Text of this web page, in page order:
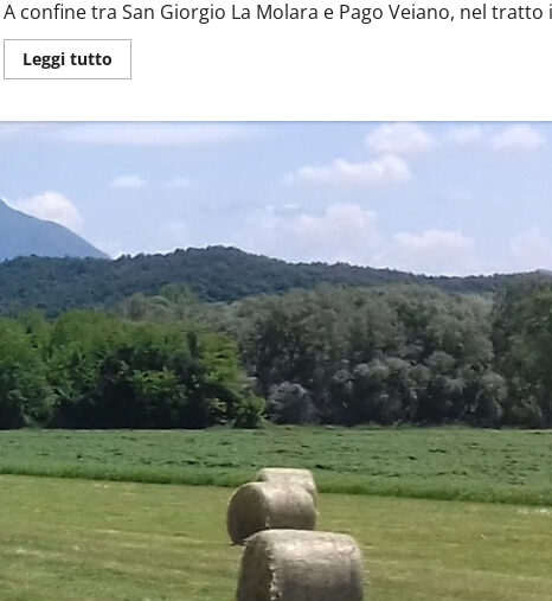
A confine tra San Giorgio La Molara e Pago Veiano, nel
Leggi tutto
di
‘O
Pescatore